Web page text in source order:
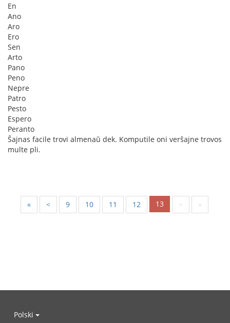
En
Ano
Aro
Ero
Sen
Arto
Pano
Peno
Nepre
Patro
Pesto
Espero
Peranto
Ŝajnas facile trovi almenaŭ dek. Komputile oni verŝajne trovos
multe pli.
« < 9 10 11 12 13 > »
Polski